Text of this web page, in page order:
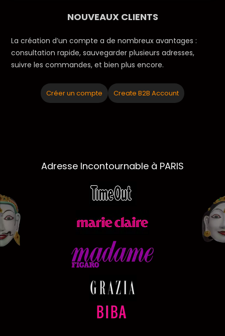
NOUVEAUX CLIENTS
La création d’un compte a de nombreux avantages :
consultation rapide, sauvegarder plusieurs adresses,
suivre les commandes, et bien plus encore.
Créer un compte Create B2B Account
Adresse Incontournable à PARIS